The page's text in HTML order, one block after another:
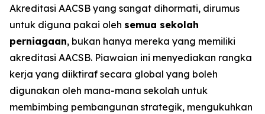
Akreditasi AACSB yang sangat dihormati, dirumus
untuk diguna pakai oleh semua sekolah
perniagaan, bukan hanya mereka yang memiliki
akreditasi AACSB. Piawaian ini menyediakan rangka
kerja yang diiktiraf secara global yang boleh
digunakan oleh mana-mana sekolah untuk
membimbing pembangunan strategik, mengukuhkan